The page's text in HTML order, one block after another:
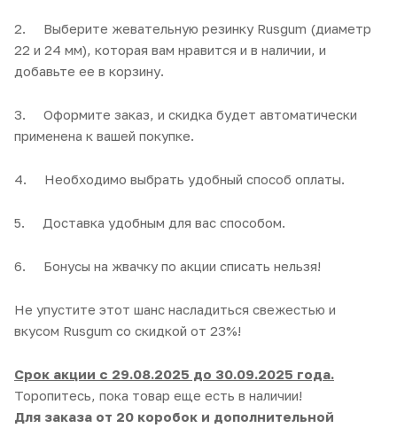
2. Выберите жевательную резинку Rusgum (диаметр
22 и 24 мм), которая вам нравится и в наличии, и
добавьте ее в корзину.
3. Оформите заказ, и скидка будет автоматически
применена к вашей покупке.
4. Необходимо выбрать удобный способ оплаты.
5. Доставка удобным для вас способом.
6. Бонусы на жвачку по акции списать нельзя!
Не упустите этот шанс насладиться свежестью и
вкусом Rusgum со скидкой от 23%!
Срок акции с 29.08.2025 до 30.09.2025 года.
Торопитесь, пока товар еще есть в наличии!
Для заказа от 20 коробок и дополнительной